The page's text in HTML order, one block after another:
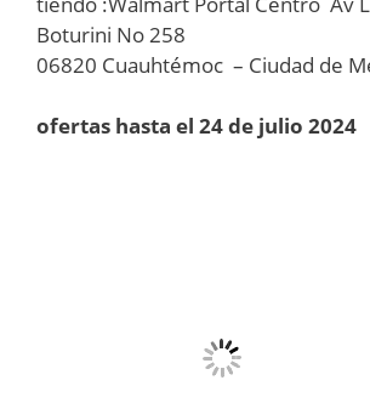
Boturini No 258
06820 Cuauhtémoc – Ciudad de
ofertas hasta el 24 de julio 2024